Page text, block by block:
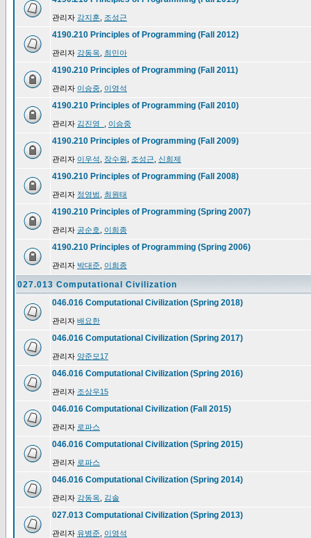
관리자 강지훈 조성근
4190.210 Principles of Programming (Fall 2012)
관리자 강동옥 최민아
4190.210 Principles of Programming (Fall 2011)
관리자 이승중 이영석
4190.210 Principles of Programming (Fall 2010)
관리자 김진영_ 이승중
4190.210 Principles of Programming (Fall 2009)
관리자 이우석 장수원 조성근 신희제
4190.210 Principles of Programming (Fall 2008)
관리자 정영범 최원태
4190.210 Principles of Programming (Spring 2007)
관리자 공순호 이희종
4190.210 Principles of Programming (Spring 2006)
관리자 박대준 이희종
027.013 Computational Civilization
046.016 Computational Civilization (Spring 2018)
관리자 배요한
046.016 Computational Civilization (Spring 2017)
관리자 양준모17
046.016 Computational Civilization (Spring 2016)
관리자 조상우15
046.016 Computational Civilization (Fall 2015)
관리자 로파스
046.016 Computational Civilization (Spring 2015)
관리자 로파스
046.016 Computational Civilization (Spring 2014)
관리자 강동옥 김솔
027.013 Computational Civilization (Spring 2013)
관리자 유병준 이영석